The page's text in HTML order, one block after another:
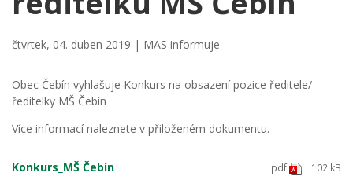
čtvrtek, 04. duben 2019 | MAS informuje
Obec Čebín vyhlašuje Konkurs na obsazení pozice ředitele/
ředitelky MŠ Čebín
Více informací naleznete v přiloženém dokumentu.
Konkurs_MŠ Čebín pdf 102 kB